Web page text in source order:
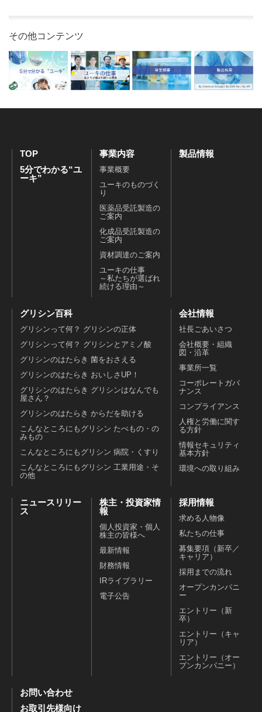
その他コンテンツ
TOP
5分でわかる“ユ
ーキ”
事業内容
事業概要
ユーキのものづく
り
医薬品受託製造の
ご案内
化成品受託製造の
ご案内
資材調達のご案内
ユーキの仕事
～私たちが選ばれ
続ける理由～
製品情報
グリシン百科
グリシンって何？ グリシンの正体
グリシンって何？ グリシンとアミノ酸
グリシンのはたらき 菌をおさえる
グリシンのはたらき おいしさUP！
グリシンのはたらき グリシンはなんでも
屋さん？
グリシンのはたらき からだを助ける
こんなところにもグリシン たべもの・の
みもの
こんなところにもグリシン 病院・くすり
こんなところにもグリシン 工業用途・そ
の他
会社情報
社長ごあいさつ
会社概要・組織
図・沿革
事業所一覧
コーポレートガバ
ナンス
コンプライアンス
人権と労働に関す
る方針
情報セキュリティ
基本方針
環境への取り組み
ニュースリリー
ス
株主・投資家情
報
個人投資家・個人
株主の皆様へ
最新情報
財務情報
IRライブラリー
電子公告
採用情報
求める人物像
私たちの仕事
募集要項（新卒／
キャリア）
採用までの流れ
オープンカンパニ
ー
エントリー（新
卒）
エントリー（キャ
リア）
エントリー（オー
プンカンパニー）
お問い合わせ
お取引先様向け